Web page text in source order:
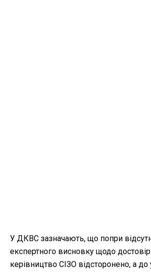
У ДКВС зазначають, що попри
експертного висновку щодо
керівництво СІЗО відсторонено, а до